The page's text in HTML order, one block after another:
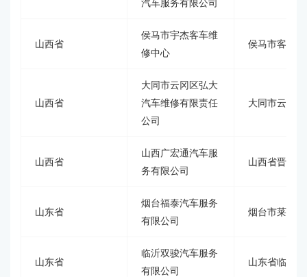
汽车服务有限公司
山西省
侯马市宇杰客车维
修中心
侯马市客运
山西省
大同市云冈区弘大
汽车维修有限责任
公司
大同市云冈
山西省
山西广宏通汽车服
务有限公司
山西省晋中
山东省
烟台福泰汽车服务
有限公司
烟台市莱山
山东省
临沂双骏汽车服务
有限公司
山东省临沂